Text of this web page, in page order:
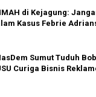
di Kejagung:
Kasus Febrie
Sumut Tuduh
Curiga Bisnis